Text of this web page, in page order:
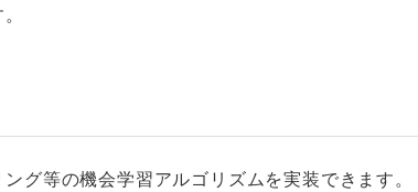
グ等の機会学習アルゴリズムを実装できます。